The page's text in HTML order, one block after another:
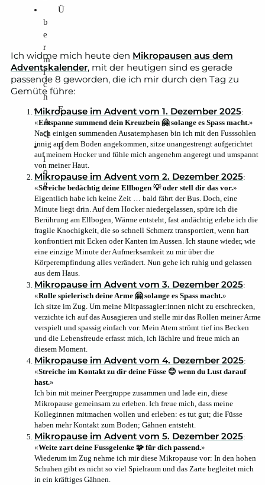
Ü
b
e
r
m
i
c
h
F
A
Q
B
l
o
g
Ich widme mich heute den Mikropausen aus dem
Adventskalender, mit der heutigen sind es gerade
passende 8 geworden, die ich mir durch den Tag zu
Gemüte führe:
Mikropause im Advent vom 1. Dezember 2025:
«Entspanne summend dein Kreuz­bein 🤗 solange es Spass macht.»
Nach einigen summenden Ausatemphasen bin ich mit den Fusssohlen
innig auf dem Boden angekommen, sitze unangestrengt aufgerichtet
auf meinem Hocker und fühle mich angenehm angeregt und umspannt
von meiner Haut.
Mikropause im Advent vom 2. Dezember 2025:
«Streiche bedächtig deine Ell­bogen 💡 oder stell dir das vor.»
Eigentlich habe ich keine Zeit … bald fährt der Bus. Doch, eine
Minute liegt drin. Auf dem Hocker niedergelassen, spüre ich die
Berührung am Ellbogen, Wärme entsteht, fast andächtig erlebe ich die
fragile Knochigkeit, die so schnell Schmerz transportiert, wenn hart
konfrontiert mit Ecken oder Kanten im Aussen. Ich staune wieder, wie
eine einzige Minute der Aufmerksamkeit zu mir über die
Körperempfindung alles verändert. Nun gehe ich ruhig und gelassen
aus dem Haus.
Mikropause im Advent vom 3. Dezember 2025:
«Rolle spielerisch deine Arme 🤗 solange es Spass macht.»
Ich sitze im Zug. Um meine Mitpassagier:innen nicht zu erschrecken,
verzichte ich auf das Ausagieren und stelle mir das Rollen meiner Arme
verspielt und spassig einfach vor. Mein Atem strömt tief ins Becken
und die Lebensfreude erfasst mich, ich lächlre und freue mich an
diesem Moment.
Mikropause im Advent vom 4. Dezember 2025:
«Streiche im Kontakt zu dir deine Füsse 😊 wenn du Lust darauf
hast.»
Ich bin mit meiner Peergruppe zusammen und lade ein, diese
Mikropause gemeinsam zu erleben. Ich freue mich, dass meine
Kolleginnen mitmachen wollen und erleben: es tut gut; die Füsse
haben mehr Kontakt zum Boden; Gähnen entsteht.
Mikropause im Advent vom 5. Dezember 2025:
«Weite zart deine Fuss­gelenke 🧩 für dich passend.»
Wiederum im Zug nehme ich mir diese Mikropause vor: In den hohen
Schuhen gibt es nicht so viel Spielraum und das Zarte begleitet mich
in ein kräftiges Gähnen.